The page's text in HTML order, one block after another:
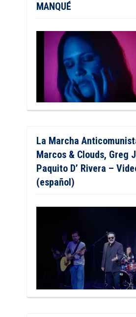
MANQUÉ
La Marcha
Marcos & Clouds, Greg
Paquito D’ Rivera –
(español)